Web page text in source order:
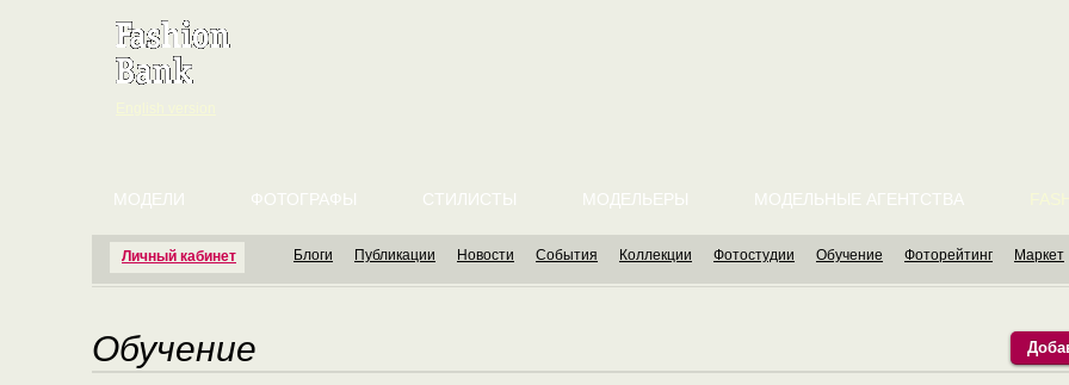
Личный кабинет
МОДЕЛИ ФОТОГРАФЫ СТИЛИСТЫ МОДЕЛЬЕРЫ МОДЕЛЬНЫЕ АГЕНТСТВА
Блоги Публикации Новости События Коллекции Фотостудии Обучение Фоторейтинг Маркет
Обучение